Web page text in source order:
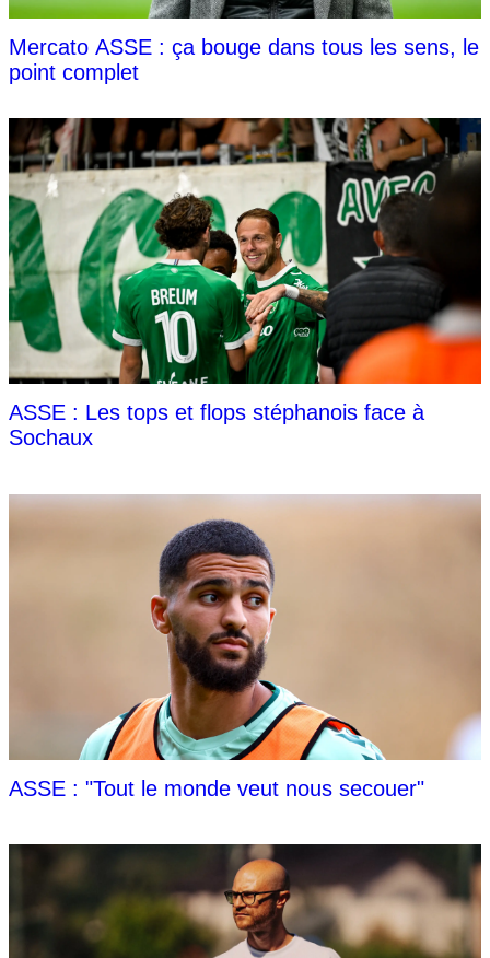
Mercato ASSE : ça bouge dans tous les sens, le
point complet
ASSE : Les tops et flops stéphanois face à
Sochaux
ASSE : "Tout le monde veut nous secouer"